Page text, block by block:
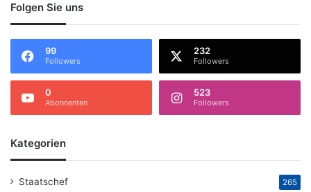
Folgen Sie uns
99
Followers
232
Followers
0
Abonnenten
523
Followers
Kategorien
Staatschef 265